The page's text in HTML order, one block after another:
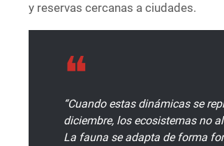
y reservas cercanas a ciudades.
“Cuando estas dinámicas se
diciembre, los ecosistemas no
La fauna se adapta de forma